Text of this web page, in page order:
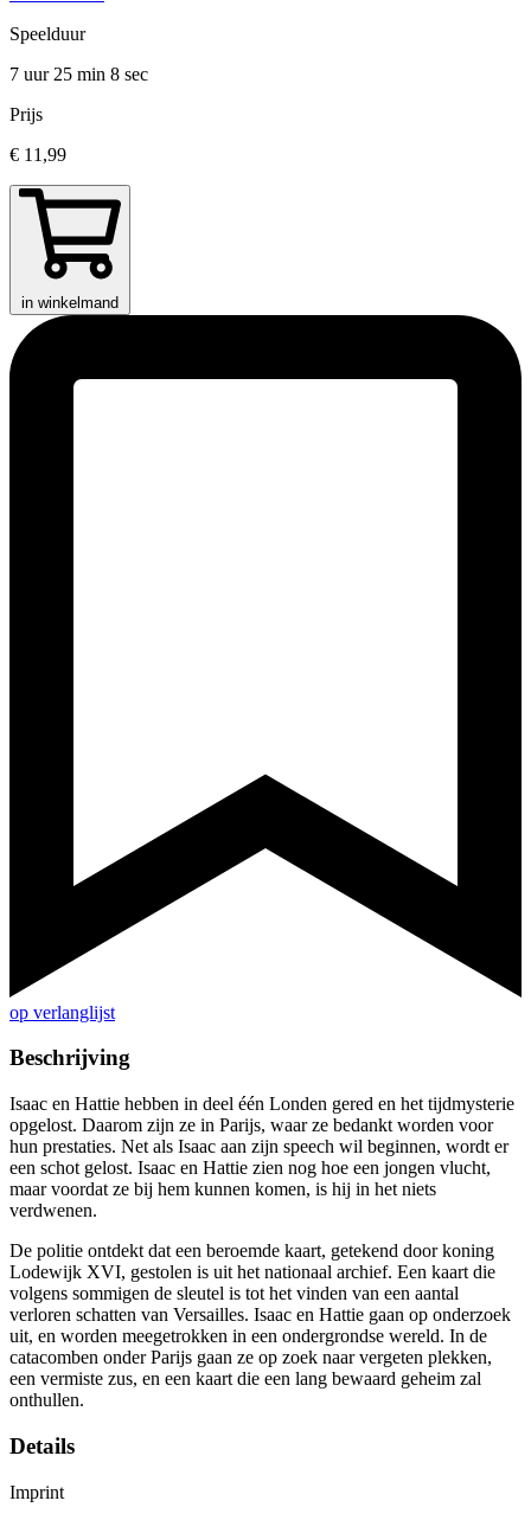
Speelduur
7 uur 25 min 8 sec
Prijs
€ 11,99
in winkelmand
op verlanglijst
Beschrijving
Isaac en Hattie hebben in deel één Londen gered en het tijdmysterie
opgelost. Daarom zijn ze in Parijs, waar ze bedankt worden voor
hun prestaties. Net als Isaac aan zijn speech wil beginnen, wordt er
een schot gelost. Isaac en Hattie zien nog hoe een jongen vlucht,
maar voordat ze bij hem kunnen komen, is hij in het niets
verdwenen.
De politie ontdekt dat een beroemde kaart, getekend door koning
Lodewijk XVI, gestolen is uit het nationaal archief. Een kaart die
volgens sommigen de sleutel is tot het vinden van een aantal
verloren schatten van Versailles. Isaac en Hattie gaan op onderzoek
uit, en worden meegetrokken in een ondergrondse wereld. In de
catacomben onder Parijs gaan ze op zoek naar vergeten plekken,
een vermiste zus, en een kaart die een lang bewaard geheim zal
onthullen.
Details
Imprint